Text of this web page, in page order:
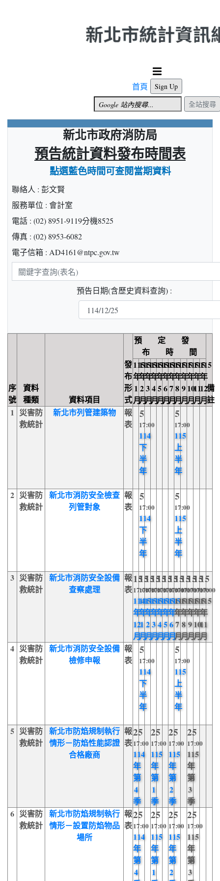
首頁
Sign Up
全站搜尋
新北市政府消防局
預告統計資料發布時間表
點選藍色時間可查閱當期資料
聯絡人 : 彭文賢
服務單位 : 會計室
電話 : (02) 8951-9119分機8525
傳真 : (02) 8953-6082
電子信箱 : AD4161@ntpc.gov.tw
關
鍵
預告日期(含歷史資料查詢) :
序
號
資料
種類
資料項目
發
布
形
式
預 定 發
布 時 間
備
註
115
年
1
月
115
年
2
月
115
年
3
月
115
年
4
月
115
年
5
月
115
年
6
月
115
年
7
月
115
年
8
月
115
年
9
月
115
年
10
月
115
年
11
月
115
年
12
月
1 災害防
救統計
新北市列管建築物
報
表
5
17:00
114
下
半
年
5
17:00
115
上
半
年
2 災害防
救統計
新北市消防安全檢查
列管對象
報
表
5
17:00
114
下
半
年
5
17:00
115
上
半
年
3 災害防
救統計
新北市消防安全設備
查察處理
報
表
15
17:00
114
年
12
月
15
17:00
115
年
1
月
15
17:00
115
年
2
月
15
17:00
115
年
3
月
15
17:00
115
年
4
月
15
17:00
115
年
5
月
15
17:00
115
年
6
月
15
17:00
115
年
7
月
15
17:00
115
年
8
月
15
17:00
115
年
9
月
15
17:00
115
年
10
月
15
17:00
115
年
11
月
4 災害防
救統計
新北市消防安全設備
檢修申報
報
表
5
17:00
114
下
半
年
5
17:00
115
上
半
年
5 災害防
救統計
新北市防焰規制執行
情形－防焰性能認證
合格廠商
報
表
25
17:00
114
年
第
4
季
25
17:00
115
年
第
1
季
25
17:00
115
年
第
2
季
25
17:00
115
年
第
3
季
6 災害防
救統計
新北市防焰規制執行
情形－設置防焰物品
場所
報
表
25
17:00
114
年
第
4
25
17:00
115
年
第
1
25
17:00
115
年
第
2
25
17:00
115
年
第
3